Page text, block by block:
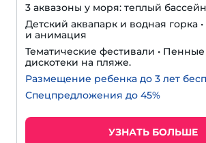
3 аквазоны у моря: теплый бассейн
Детский аквапарк и водная горка
и анимация
Тематические фестивали •
дискотеки на пляже.
Размещение ребенка до 3 лет
Спецпредложения до 45%
УЗНАТЬ БОЛЬШЕ